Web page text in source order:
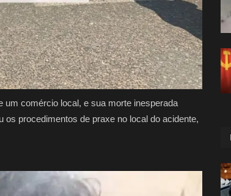
um comércio local, e sua morte inesperada
procedimentos de praxe no local do acidente,